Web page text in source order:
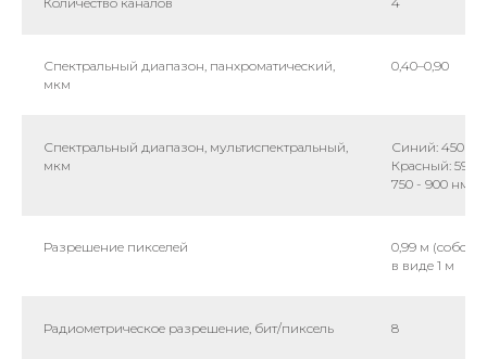
Спектральный диапазон, панхроматический,
мкм
0,40–0,90
Спектральный диапазон, мультиспектральный,
мкм
Синий: 450 -
Красный:
750 - 900 нм
Разрешение пикселей
0,99 м
в виде 1 м
Радиометрическое разрешение, бит/пиксель 8